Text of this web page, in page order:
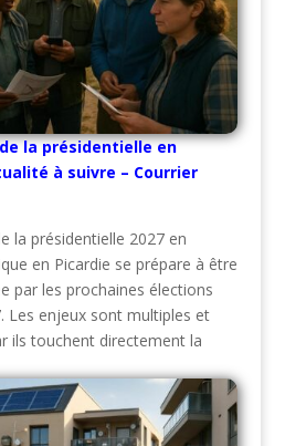
la présidentielle en
à suivre – Courrier
la présidentielle 2027 en
en Picardie se prépare à être
par les prochaines élections
Les enjeux sont multiples et
ils touchent directement la